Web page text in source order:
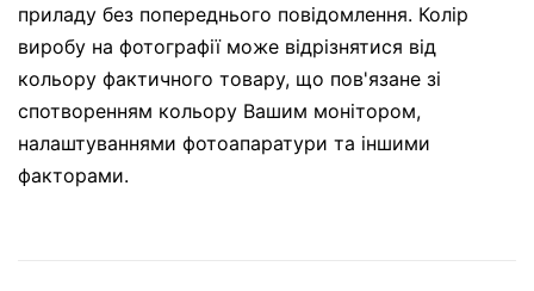
приладу без попереднього повідомлення. Колір
виробу на фотографії може відрізнятися від
кольору фактичного товару, що пов'язане зі
спотворенням кольору Вашим монітором,
налаштуваннями фотоапаратури та іншими
факторами.